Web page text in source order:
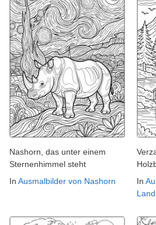
Nashorn, das unter einem
Sternenhimmel steht
In Ausmalbilder von Nashorn
In